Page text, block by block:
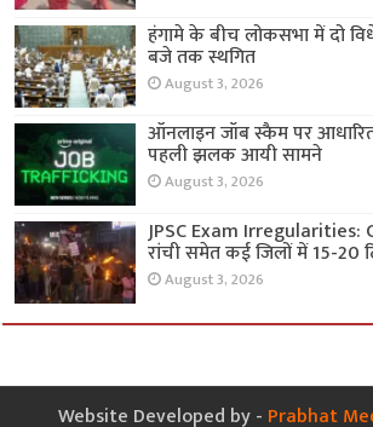
हंगामे के बीच लोकसभा में दो
बजे तक स्थगित
August 3, 2026
ऑनलाइन जॉब स्कैम पर आधारित
पहली झलक आयी सामने
August 3, 2026
JPSC Exam Irregularities:
रांची समेत कई जिलों में 15-20
August 3, 2026
Website Developed by - Prabhat